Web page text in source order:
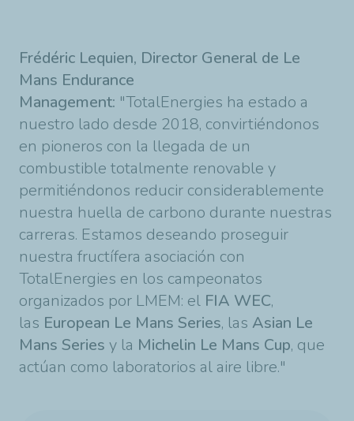
Frédéric Lequien, Director General de Le
Mans Endurance
Management: "TotalEnergies ha estado a
nuestro lado desde 2018, convirtiéndonos
en pioneros con la llegada de un
combustible totalmente renovable y
permitiéndonos reducir considerablemente
nuestra huella de carbono durante nuestras
carreras. Estamos deseando proseguir
nuestra fructífera asociación con
TotalEnergies en los campeonatos
organizados por LMEM: el FIA WEC,
las European Le Mans Series, las Asian Le
Mans Series y la Michelin Le Mans Cup, que
actúan como laboratorios al aire libre."